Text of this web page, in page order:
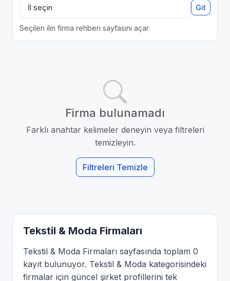
Git
Seçilen ilin firma rehberi sayfasını açar.
Firma bulunamadı
Farklı anahtar kelimeler deneyin veya filtreleri
temizleyin.
Filtreleri Temizle
Tekstil & Moda Firmaları
Tekstil & Moda Firmaları sayfasında toplam 0
kayıt bulunuyor. Tekstil & Moda kategorisindeki
firmalar için güncel şirket profillerini tek